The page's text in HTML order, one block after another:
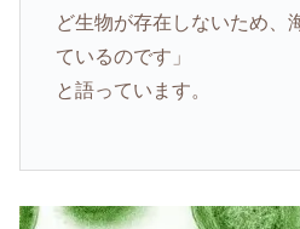
ど生物が存在しないため、
ているのです」
と語っています。